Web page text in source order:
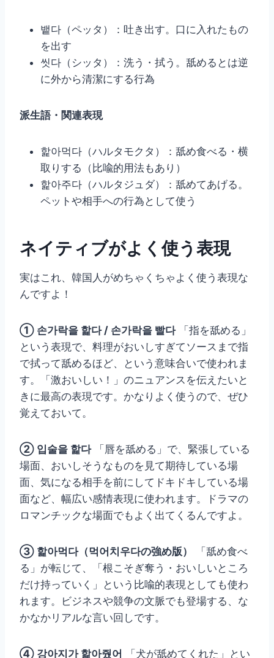
뱉다（ペッタ）：吐き出す。口に入れたもの
を出す
씻다（シッタ）：洗う・拭う。舐めるとは逆
に外から清潔にする行為
派生語・関連表現
핥아먹다（ハルタモクタ）：舐め食べる・横
取りする（比喩的用法もあり）
핥아주다（ハルタジュダ）：舐めてあげる。
ペットや相手への行為として使う
ネイティブがよく使う表現
実はこれ、韓国人がめちゃくちゃよく使う表現な
んですよ！
① 손가락을 핥다 / 손가락을 빨다「指を舐める」
という表現で、料理がおいしすぎてソースまで指
で拭って舐めるほど、という意味合いで使われま
す。「激おいしい！」のニュアンスを伝えたいと
きに最高の表現です。かなりよく使うので、ぜひ
覚えておいて。
② 입술을 핥다「唇を舐める」で、緊張している
場面、おいしそうなものを見て期待している場
面、気になる相手を前にしてドキドキしている場
面など、幅広い感情表現に使われます。ドラマの
ロマンチックな場面でもよく出てくるんですよ。
③ 핥아먹다（먹어치우다の強め版）
「舐め食べ
る」が転じて、「根こそぎ奪う・おいしいところ
だけ持っていく」という比喩的表現としても使わ
れます。ビジネスや競争の文脈でも登場する、な
かなかリアルな言い回しです。
④ 강아지가 핥아줬어 「犬が舐めてくれた」とい